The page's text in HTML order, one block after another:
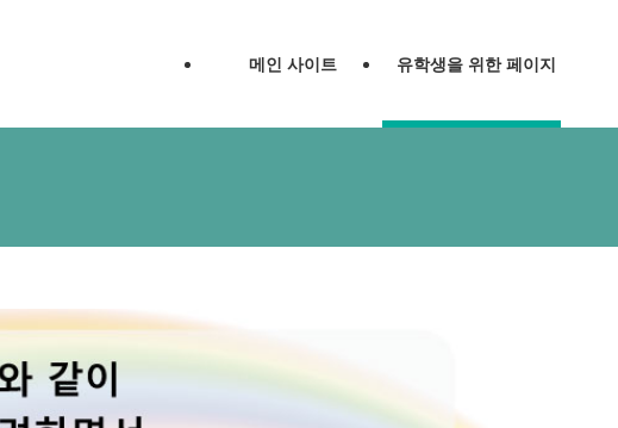
메인 사이트 유학생을 위한 페이지